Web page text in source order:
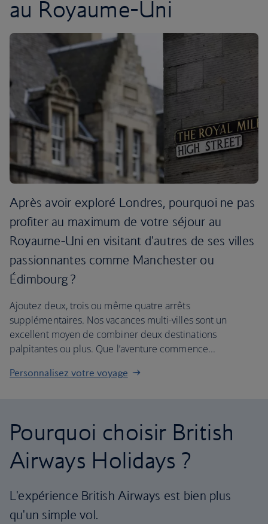
au Royaume-Uni
Après avoir exploré Londres, pourquoi ne pas
profiter au maximum de votre séjour au
Royaume-Uni en visitant d'autres de ses villes
passionnantes comme Manchester ou
Édimbourg ?
Ajoutez deux, trois ou même quatre arrêts
supplémentaires. Nos vacances multi-villes sont un
excellent moyen de combiner deux destinations
palpitantes ou plus. Que l’aventure commence...
Personnalisez votre voyage
Pourquoi choisir British
Airways Holidays ?
L'expérience British Airways est bien plus
qu'un simple vol.